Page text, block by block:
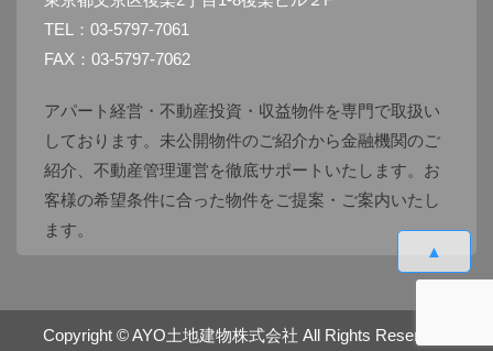
▲
TEL：03-5797-7061
FAX：03-5797-7062
アパート経営・不動産投資・収益物件を専門で取扱い
しております。未公開物件のご紹介から金融機関のご
紹介、不動産管理運営を徹底サポートいたします。お
客様の希望条件に合った物件をご提案・ご案内いたし
ます。
Copyright ©AYO土地建物株式会社 All Rights Reserved.